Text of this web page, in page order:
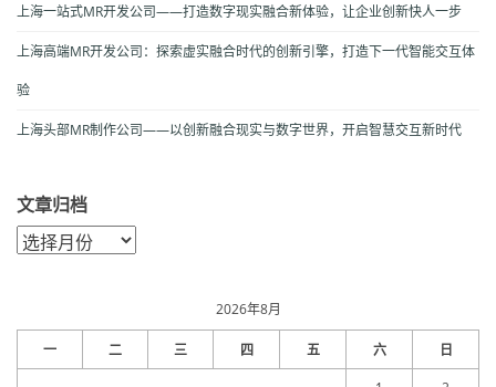
上海一站式MR开发公司——打造数字现实融合新体验，让企业创新快人一步
上海高端MR开发公司：探索虚实融合时代的创新引擎，打造下一代智能交互体
验
上海头部MR制作公司——以创新融合现实与数字世界，开启智慧交互新时代
文章归档
文
章
2026年8月
一 二 三 四 五 六 日